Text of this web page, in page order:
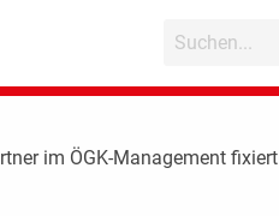
im ÖGK-Management fixiert